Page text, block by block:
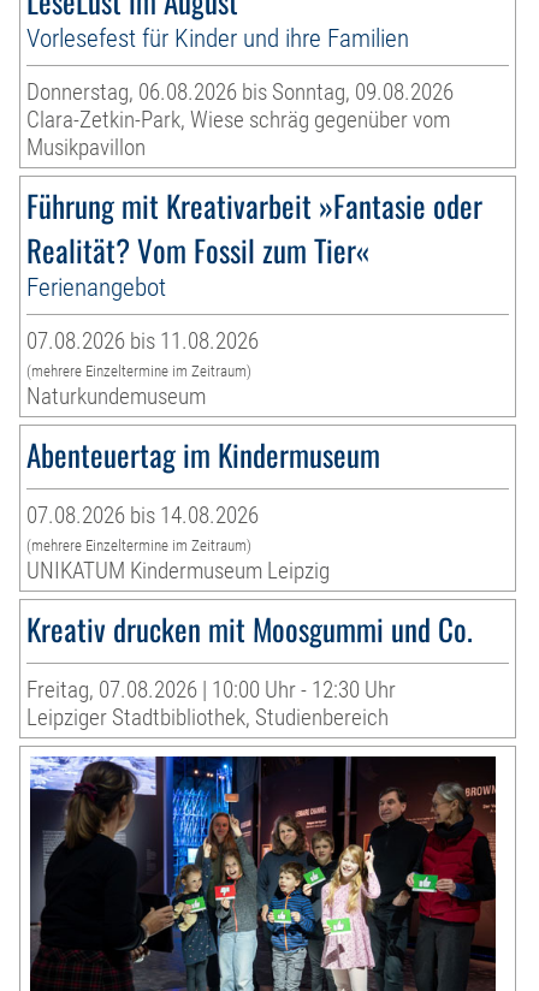
Vorlesefest für Kinder und ihre Familien
Donnerstag, 06.08.2026 bis Sonntag, 09.08.2026
Clara-Zetkin-Park, Wiese schräg gegenüber vom
Musikpavillon
Führung mit Kreativarbeit »Fantasie oder
Realität? Vom Fossil zum Tier«
Ferienangebot
07.08.2026 bis 11.08.2026
(mehrere Einzeltermine im Zeitraum)
Naturkundemuseum
Abenteuertag im Kindermuseum
07.08.2026 bis 14.08.2026
(mehrere Einzeltermine im Zeitraum)
UNIKATUM Kindermuseum Leipzig
Kreativ drucken mit Moosgummi und Co.
Freitag, 07.08.2026 | 10:00 Uhr - 12:30 Uhr
Leipziger Stadtbibliothek, Studienbereich